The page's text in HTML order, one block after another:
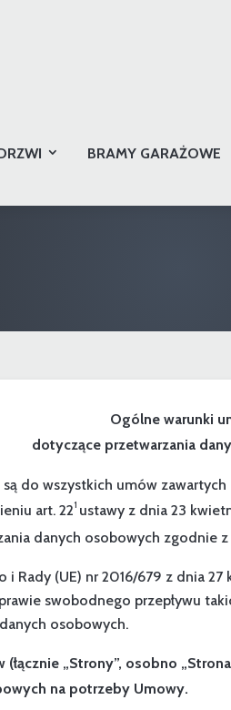
BRAMY GARAŻOWE
Ogólne warunki
dotyczące przetwarzania
do wszystkich umów
art. 221 ustawy z dnia 23
danych osobowych zgodnie
Rady (UE) nr 2016/679 z dnia
swobodnego przepływu
osobowych.
„Strony”, osobno
na potrzeby Umowy.